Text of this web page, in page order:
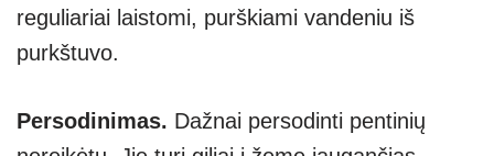
reguliariai laistomi, purškiami vandeniu iš
purkštuvo.
Persodinimas. Dažnai persodinti pentinių